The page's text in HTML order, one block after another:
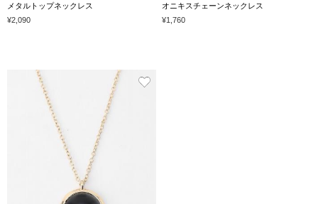
メタルトップネックレス
¥2,090
オニキスチェーンネックレス
¥1,760